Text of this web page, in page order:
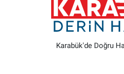
Karabük'de Doğru